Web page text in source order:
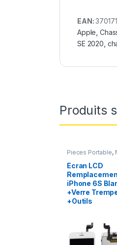
EAN:
Apple ,
SE 2020
Produits
Pieces Portable,
iPhone 6s
Ecran LCD
iPhone 6S
+Verre
+Outils